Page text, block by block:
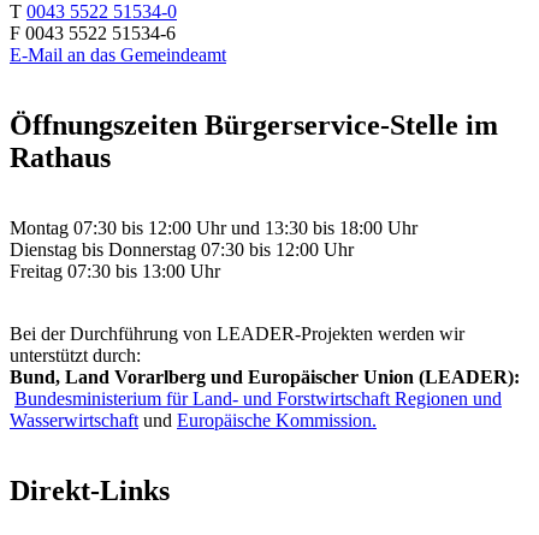
T 0043 5522 51534-0
F 0043 5522 51534-6
E-Mail an das Gemeindeamt
Öffnungszeiten Bürgerservice-Stelle im
Rathaus
Montag 07:30 bis 12:00 Uhr und 13:30 bis 18:00 Uhr
Dienstag bis Donnerstag 07:30 bis 12:00 Uhr
Freitag 07:30 bis 13:00 Uhr
Bei der Durchführung von LEADER-Projekten werden wir
unterstützt durch:
Bund, Land Vorarlberg und Europäischer Union (LEADER):
Bundesministerium für Land- und Forstwirtschaft Regionen und
Wasserwirtschaft und Europäische Kommission.
Direkt-Links